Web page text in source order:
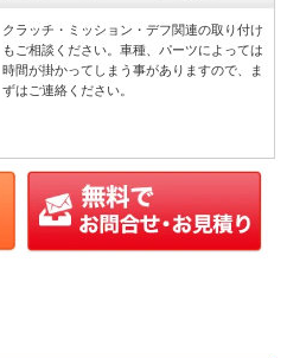
クラッチ・ミッション・デフ関連の取り付け
もご相談ください。車種、パーツによっては
時間が掛かってしまう事がありますので、ま
ずはご連絡ください。